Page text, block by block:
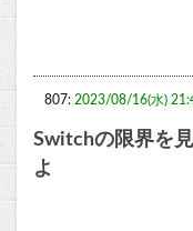
807: 2023/08/16(水)
Switchの限界を
よ